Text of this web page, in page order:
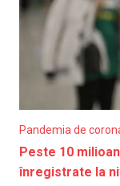
Pandemia de
Peste 10
înregistrate la